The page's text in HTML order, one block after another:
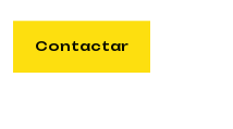
Contactar